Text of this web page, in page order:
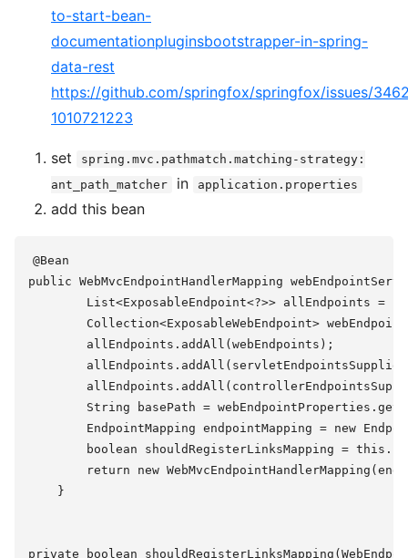
to-start-bean-
documentationpluginsbootstrapper-in-spring-
data-rest
https://github.com/springfox/springfox/issues/
1010721223
set
spring.mvc.pathmatch.matching-strategy:
ant_path_matcher
in application.properties
add this bean
@Bean
public WebMvcEndpointHandlerMapping
List<ExposableEndpoint<?>> allEndpoints =
Collection<ExposableWebEndpoint>
        allEndpoints.addAll(webEndpoints);
String basePath =
EndpointMapping endpointMapping = new
boolean shouldRegisterLinksMapping =
return new
    }
private boolean